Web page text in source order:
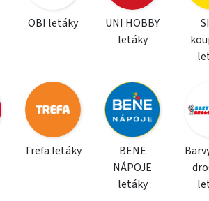
OBI letáky
UNI HOBBY
letáky
Trefa letáky
BENE
NÁPOJE
letáky